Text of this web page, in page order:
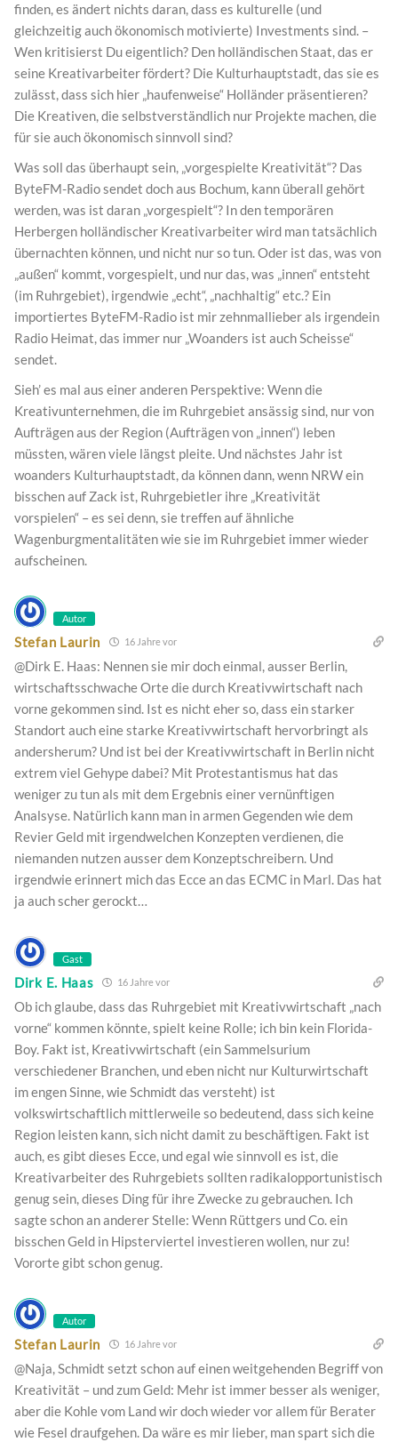
finden, es ändert nichts daran, dass es kulturelle (und
gleichzeitig auch ökonomisch motivierte) Investments sind. –
Wen kritisierst Du eigentlich? Den holländischen Staat, das er
seine Kreativarbeiter fördert? Die Kulturhauptstadt, das sie es
zulässt, dass sich hier „haufenweise“ Holländer präsentieren?
Die Kreativen, die selbstverständlich nur Projekte machen, die
für sie auch ökonomisch sinnvoll sind?
Was soll das überhaupt sein, „vorgespielte Kreativität“? Das
ByteFM-Radio sendet doch aus Bochum, kann überall gehört
werden, was ist daran „vorgespielt“? In den temporären
Herbergen holländischer Kreativarbeiter wird man tatsächlich
übernachten können, und nicht nur so tun. Oder ist das, was von
„außen“ kommt, vorgespielt, und nur das, was „innen“ entsteht
(im Ruhrgebiet), irgendwie „echt“, „nachhaltig“ etc.? Ein
importiertes ByteFM-Radio ist mir zehnmallieber als irgendein
Radio Heimat, das immer nur „Woanders ist auch Scheisse“
sendet.
Sieh’ es mal aus einer anderen Perspektive: Wenn die
Kreativunternehmen, die im Ruhrgebiet ansässig sind, nur von
Aufträgen aus der Region (Aufträgen von „innen“) leben
müssten, wären viele längst pleite. Und nächstes Jahr ist
woanders Kulturhauptstadt, da können dann, wenn NRW ein
bisschen auf Zack ist, Ruhrgebietler ihre „Kreativität
vorspielen“ – es sei denn, sie treffen auf ähnliche
Wagenburgmentalitäten wie sie im Ruhrgebiet immer wieder
aufscheinen.
Autor
Stefan Laurin 16 Jahre vor
@Dirk E. Haas: Nennen sie mir doch einmal, ausser Berlin,
wirtschaftsschwache Orte die durch Kreativwirtschaft nach
vorne gekommen sind. Ist es nicht eher so, dass ein starker
Standort auch eine starke Kreativwirtschaft hervorbringt als
andersherum? Und ist bei der Kreativwirtschaft in Berlin nicht
extrem viel Gehype dabei? Mit Protestantismus hat das
weniger zu tun als mit dem Ergebnis einer vernünftigen
Analsyse. Natürlich kann man in armen Gegenden wie dem
Revier Geld mit irgendwelchen Konzepten verdienen, die
niemanden nutzen ausser dem Konzeptschreibern. Und
irgendwie erinnert mich das Ecce an das ECMC in Marl. Das hat
ja auch scher gerockt…
Gast
Dirk E. Haas 16 Jahre vor
Ob ich glaube, dass das Ruhrgebiet mit Kreativwirtschaft „nach
vorne“ kommen könnte, spielt keine Rolle; ich bin kein Florida-
Boy. Fakt ist, Kreativwirtschaft (ein Sammelsurium
verschiedener Branchen, und eben nicht nur Kulturwirtschaft
im engen Sinne, wie Schmidt das versteht) ist
volkswirtschaftlich mittlerweile so bedeutend, dass sich keine
Region leisten kann, sich nicht damit zu beschäftigen. Fakt ist
auch, es gibt dieses Ecce, und egal wie sinnvoll es ist, die
Kreativarbeiter des Ruhrgebiets sollten radikalopportunistisch
genug sein, dieses Ding für ihre Zwecke zu gebrauchen. Ich
sagte schon an anderer Stelle: Wenn Rüttgers und Co. ein
bisschen Geld in Hipsterviertel investieren wollen, nur zu!
Vororte gibt schon genug.
Autor
Stefan Laurin 16 Jahre vor
@Naja, Schmidt setzt schon auf einen weitgehenden Begriff von
Kreativität – und zum Geld: Mehr ist immer besser als weniger,
aber die Kohle vom Land wir doch wieder vor allem für Berater
wie Fesel draufgehen. Da wäre es mir lieber, man spart sich die